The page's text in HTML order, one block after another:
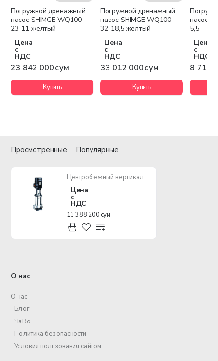
Бесплатная доставка
Погружной дренажный
насос SHIMGE WQ100-
23-11 желтый
Цена
с
НДС
23 842 000 сум
Купить
Бесплатная доставка
Погружной дренажный
насос SHIMGE WQ100-
32-18,5 желтый
Цена
с
НДС
33 012 000 сум
Купить
насос
5,5
Цена
с
НДС
8 711
Просмотренные Популярные
Центробежный вертикальный насос SHIMGE BL8-10
Цена
с
НДС
13 388 200 сум
О нас
О нас
Блог
ЧаВо
Политика безопасности
Условия пользования сайтом